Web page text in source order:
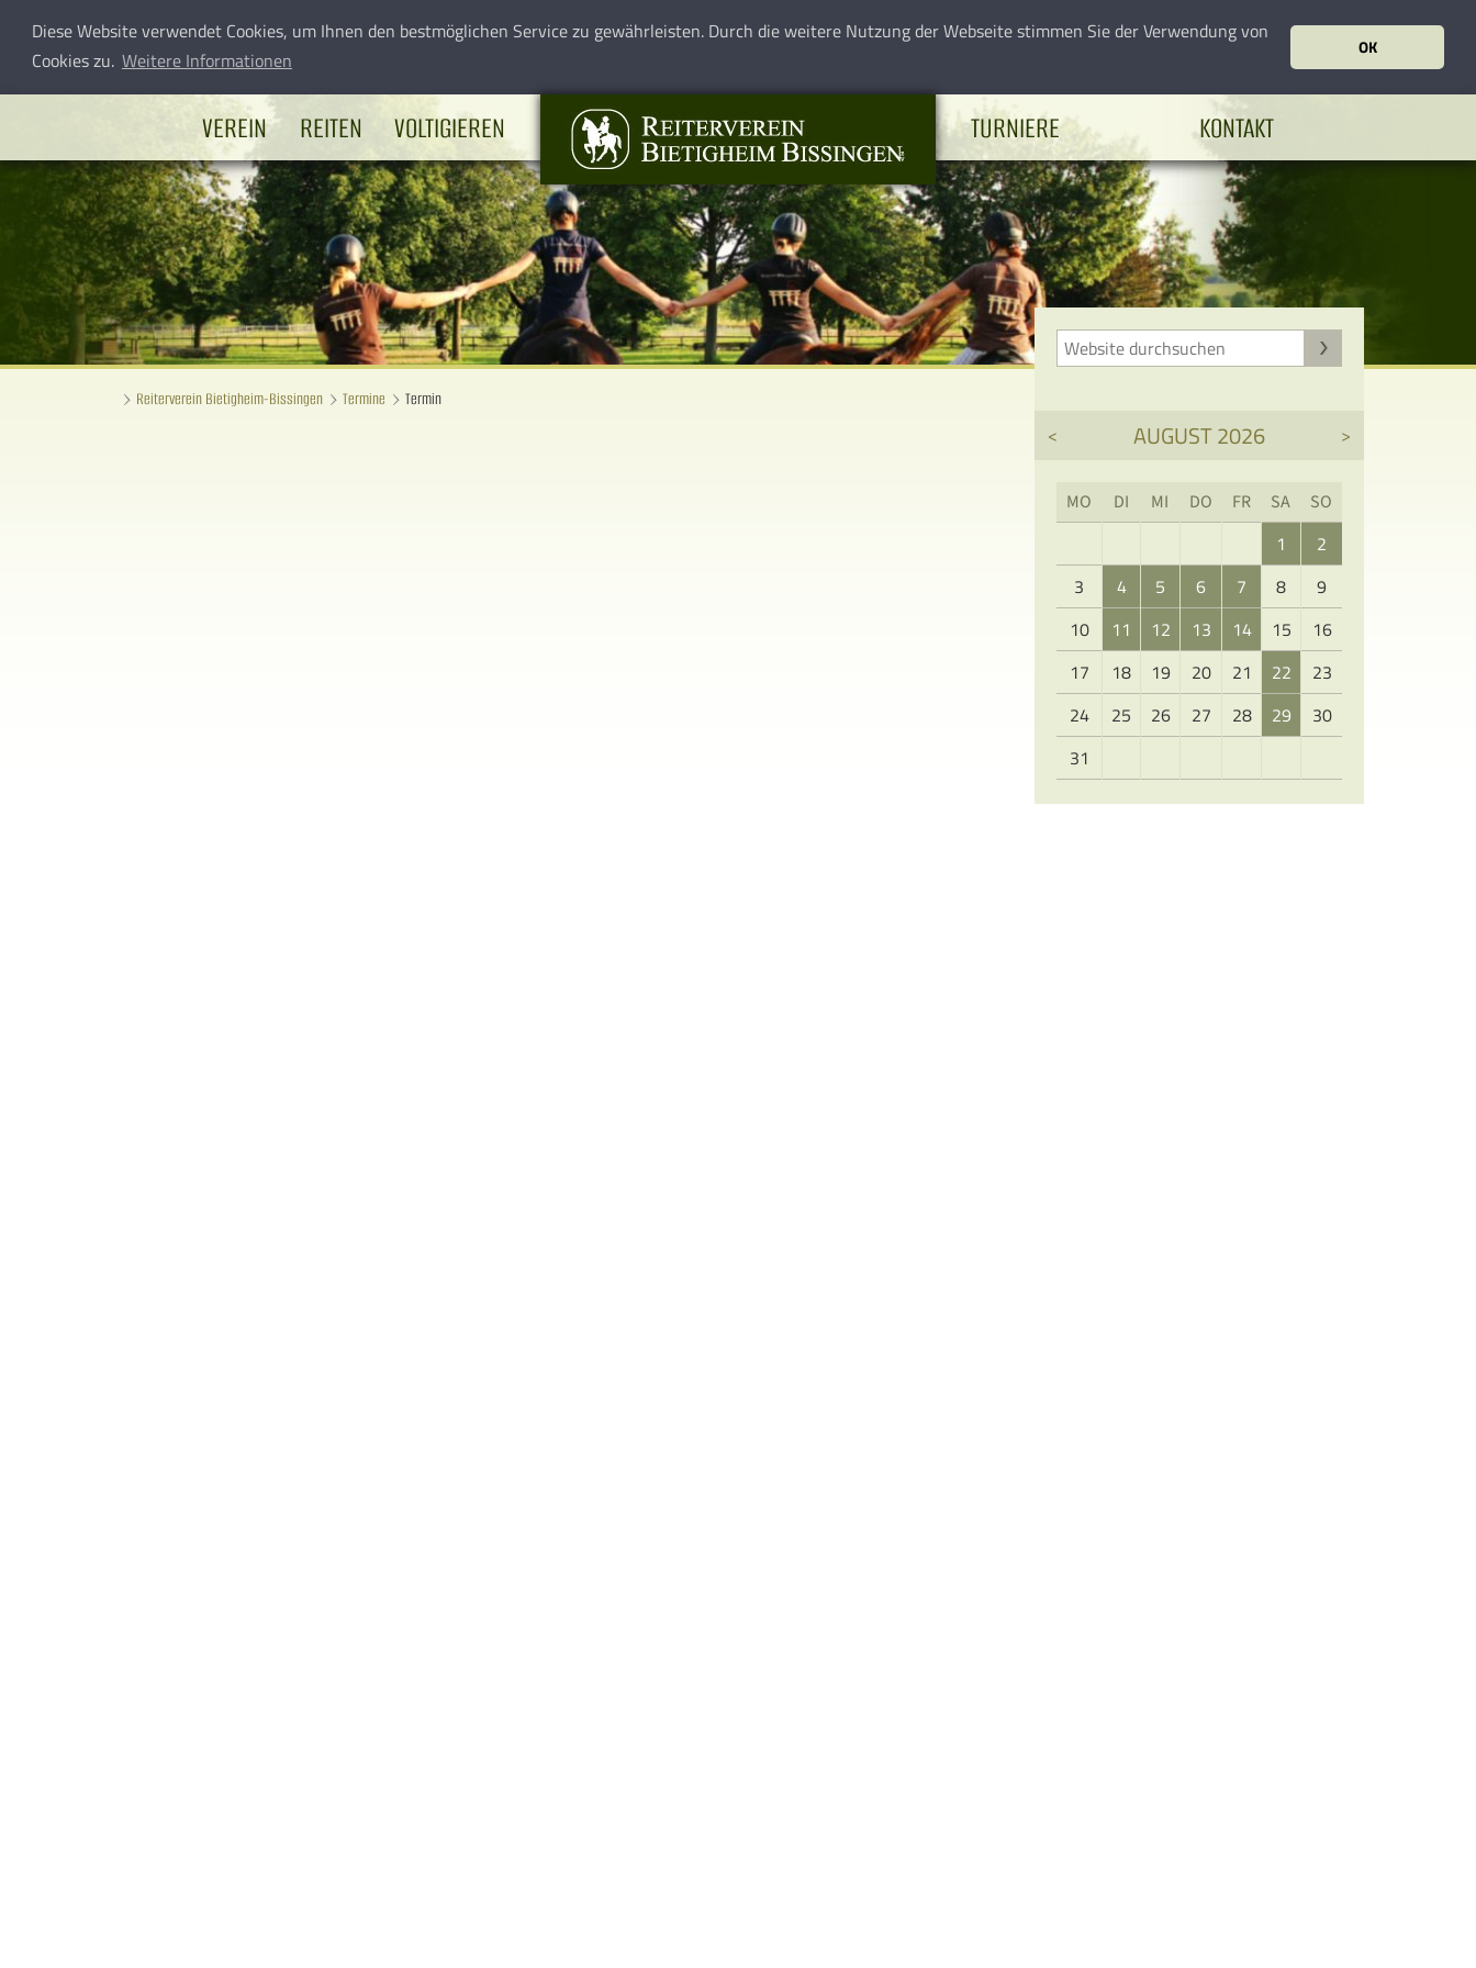
Diese Website verwendet Cookies, um Ihnen den bestmöglichen Service zu gewährleisten. Durch die weitere Nutzung der Webseite stimmen Sie der Verwendung von
Cookies zu. Weitere Informationen OK
VEREIN REITEN VOLTIGIEREN TURNIERE KONTAKT
Reiterverein Bietigheim-Bissingen Termine Termin
< AUGUST 2026 >
MO DI MI DO FR SA SO
1
2
3
4 5 6 7 8
9
10
11 12 13 14 15
16
17
18 19 20 21 22
23
24
25 26 27 28 29
30
31